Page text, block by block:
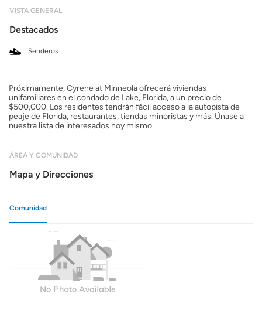
VISTA GENERAL
Destacados
Senderos
Próximamente, Cyrene at Minneola ofrecerá viviendas
unifamiliares en el condado de Lake, Florida, a un precio de
$500,000. Los residentes tendrán fácil acceso a la autopista de
peaje de Florida, restaurantes, tiendas minoristas y más. Únase a
nuestra lista de interesados hoy mismo.
ÁREA Y COMUNIDAD
Mapa y Direcciones
Comunidad